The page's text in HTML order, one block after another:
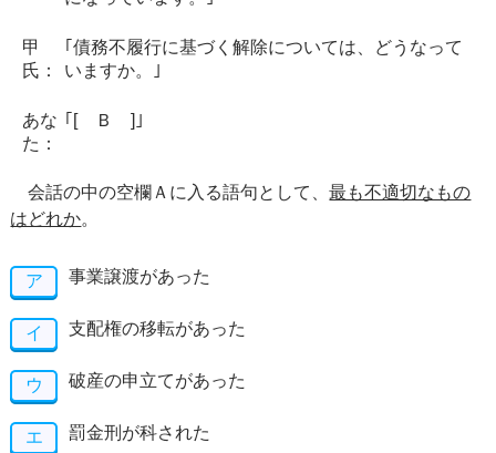
甲
氏：
｢債務不履行に基づく解除については、どうなって
いますか。｣
あな
た：
｢[ Ｂ ]｣
会話の中の空欄Ａに入る語句として、最も不適切なもの
はどれか。
ア 事業譲渡があった
イ 支配権の移転があった
ウ 破産の申立てがあった
エ 罰金刑が科された